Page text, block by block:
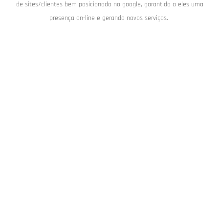
de sites/clientes bem posicionado no google, garantido a eles uma
presença on-line e gerando novos serviços.